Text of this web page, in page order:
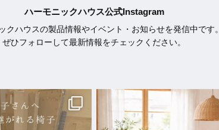
ハーモニックハウス公式Instagram
クハウスの製品情報やイベント・お知らせを発信中です。
ぜひフォローして最新情報をチェックください。